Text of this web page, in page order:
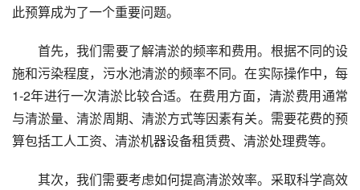
此预算成为了一个重要问题。
首先，我们需要了解清淤的频率和费用。根据不同的设
施和污染程度，污水池清淤的频率不同。在实际操作中，每
1-2年进行一次清淤比较合适。在费用方面，清淤费用通常
与清淤量、清淤周期、清淤方式等因素有关。需要花费的预
算包括工人工资、清淤机器设备租赁费、清淤处理费等。
其次，我们需要考虑如何提高清淤效率。采取科学高效